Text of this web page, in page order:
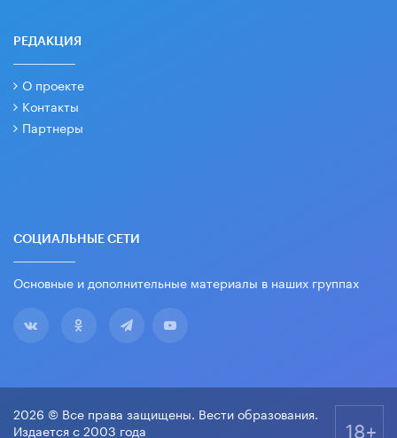
РЕДАКЦИЯ
О проекте
Контакты
Партнеры
СОЦИАЛЬНЫЕ СЕТИ
Основные и дополнительные материалы в наших группах
2026 © Все права защищены. Вести образования.
Издается с 2003 года
18+